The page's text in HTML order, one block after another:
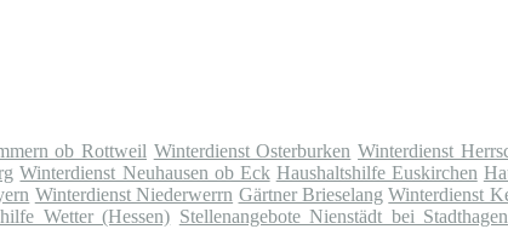
ob Rottweil Winterdienst Osterburken Winterdienst
Winterdienst Neuhausen ob Eck Haushaltshilfe Euskirchen
Winterdienst Niederwerrn Gärtner Brieselang Winterdienst
Wetter (Hessen) Stellenangebote Nienstädt bei Stadthagen